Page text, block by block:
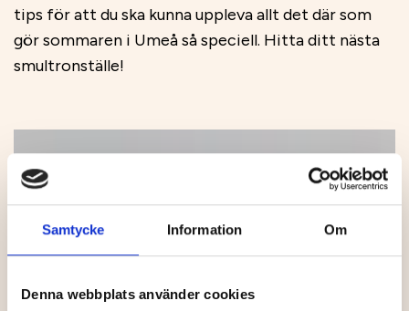
Samtycke Information Om
Denna webbplats använder cookies
tips för att du ska kunna uppleva allt det där som
gör sommaren i Umeå så speciell. Hitta ditt nästa
smultronställe!